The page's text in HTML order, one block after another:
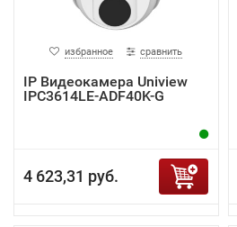
избранное сравнить
IP Видеокамера Uniview
IPC3614LE-ADF40K-G
4 623,31 руб.